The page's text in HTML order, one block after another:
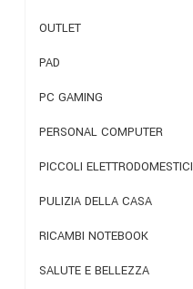
OUTLET
PAD
PC GAMING
PERSONAL COMPUTER
PICCOLI ELETTRODOMESTICI
PULIZIA DELLA CASA
RICAMBI NOTEBOOK
SALUTE E BELLEZZA